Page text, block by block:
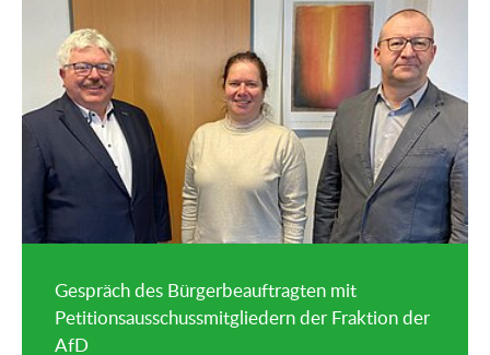
Gespräch des Bürgerbeauftragten mit
Petitionsausschussmitgliedern der Fraktion der
AfD